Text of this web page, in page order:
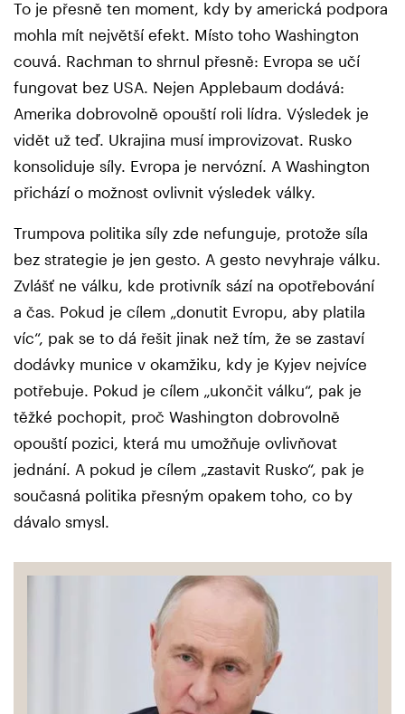
To je přesně ten moment, kdy by americká podpora
mohla mít největší efekt. Místo toho Washington
couvá. Rachman to shrnul přesně: Evropa se učí
fungovat bez USA. Nejen Applebaum dodává:
Amerika dobrovolně opouští roli lídra. Výsledek je
vidět už teď. Ukrajina musí improvizovat. Rusko
konsoliduje síly. Evropa je nervózní. A Washington
přichází o možnost ovlivnit výsledek války.
Trumpova politika síly zde nefunguje, protože síla
bez strategie je jen gesto. A gesto nevyhraje válku.
Zvlášť ne válku, kde protivník sází na opotřebování
a čas. Pokud je cílem „donutit Evropu, aby platila
víc“, pak se to dá řešit jinak než tím, že se zastaví
dodávky munice v okamžiku, kdy je Kyjev nejvíce
potřebuje. Pokud je cílem „ukončit válku“, pak je
těžké pochopit, proč Washington dobrovolně
opouští pozici, která mu umožňuje ovlivňovat
jednání. A pokud je cílem „zastavit Rusko“, pak je
současná politika přesným opakem toho, co by
dávalo smysl.